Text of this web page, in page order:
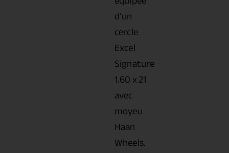
d’un
cercle
Excel
Signature
1.60 x 21
avec
moyeu
Haan
Wheels.